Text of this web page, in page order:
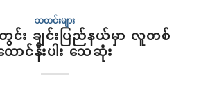
သတင်းများ
င်း ချင်းပြည်နယ်မှာ လူတစ်
ောင်နီးပါး သေဆုံး